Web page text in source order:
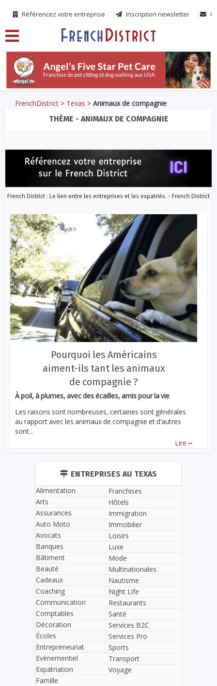
Référencez votre entreprise Inscription newsletter
FrenchDistrict > Texas >Animaux de compagnie
THÈME - ANIMAUX DE COMPAGNIE
French District : Le lien entre les entreprises et les expatriés. - French District
Pourquoi les Américains
aiment-ils tant les animaux
de compagnie ?
À poil, à plumes, avec des écailles, amis pour la vie
Les raisons sont nombreuses, certaines sont générales
au rapport avec les animaux de compagnie et d’autres
sont...
Lire ...
ENTREPRISES AU TEXAS
Alimentation
Arts
Assurances
Auto Moto
Avocats
Banques
Bâtiment
Beauté
Cadeaux
Coaching
Communication
Comptables
Décoration
Écoles
Entrepreneuriat
Evènementiel
Expatriation
Famille
Franchises
Hôtels
Immigration
Immobilier
Loisirs
Luxe
Mode
Multinationales
Nautisme
Night Life
Restaurants
Santé
Services B2C
Services Pro
Sports
Transport
Voyage